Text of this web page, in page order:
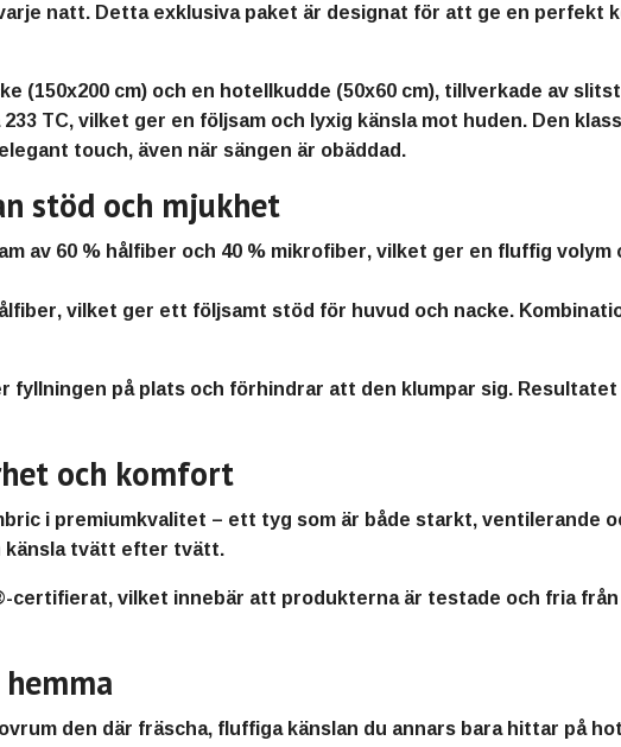
natt. Detta exklusiva paket är designat för att ge en perfekt
(150x200 cm) och en hotellkudde (50x60 cm), tillverkade av
233 TC, vilket ger en följsam och lyxig känsla mot huden. Den
touch, även när sängen är obäddad.
stöd och mjukhet
av 60 % hålfiber och 40 % mikrofiber, vilket ger en fluffig
, vilket ger ett följsamt stöd för huvud och nacke.
fyllningen på plats och förhindrar att den klumpar sig.
och komfort
i premiumkvalitet – ett tyg som är både starkt, ventilerande
känsla tvätt efter tvätt.
certifierat, vilket innebär att produkterna är testade och fria
den där fräscha, fluffiga känslan du annars bara hittar på